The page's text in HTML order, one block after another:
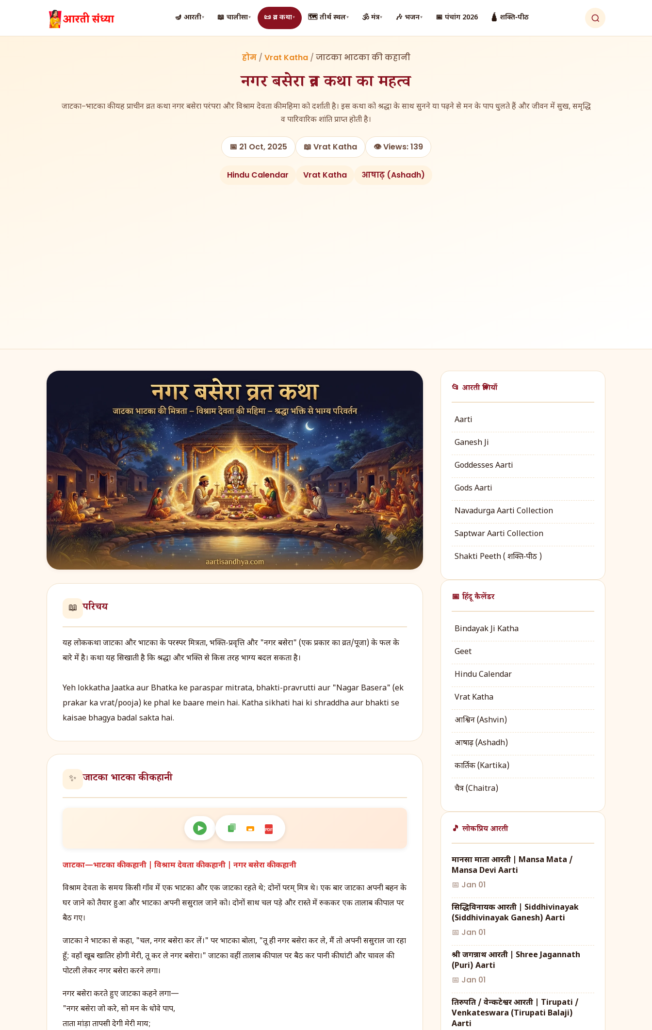
🪔 आरती▾ 📖 चालीसा▾ 📜 व्रत कथा▾ 🗺️ तीर्थ स्थल▾ 🕉️ मंत्र▾ 🎶 भजन▾ 📅 पंचांग 2026 🛕 शक्ति‑पीठ
होम/ Vrat Katha/ जाटका भाटका की कहानी
नगर बसेरा व्रत कथा का महत्व
जाटका–भाटका की यह प्राचीन व्रत कथा नगर बसेरा परंपरा और विश्राम देवता की महिमा को दर्शाती है। इस कथा को श्रद्धा के साथ सुनने या पढ़ने से मन के पाप धुलते हैं और जीवन में सुख, समृद्धि
व पारिवारिक शांति प्राप्त होती है।
📅 21 Oct, 2025 📖 Vrat Katha 👁️ Views: 139
Hindu Calendar Vrat Katha आषाढ़ (Ashadh)
📖 परिचय
यह लोककथा जाटका और भाटका के परस्पर मित्रता, भक्ति-प्रवृत्ति और "नगर बसेरा" (एक प्रकार का व्रत/पूजा) के फल के
बारे में है। कथा यह सिखाती है कि श्रद्धा और भक्ति से किस तरह भाग्य बदल सकता है।
Yeh lokkatha Jaatka aur Bhatka ke paraspar mitrata, bhakti-pravrutti aur "Nagar Basera" (ek
prakar ka vrat/pooja) ke phal ke baare mein hai. Katha sikhati hai ki shraddha aur bhakti se
kaisae bhagya badal sakta hai.
✨ जाटका भाटका की कहानी
PDF
जाटका—भाटका की कहानी | विश्राम देवता की कहानी | नगर बसेरा की कहानी
विश्राम देवता के समय किसी गाँव में एक भाटका और एक जाटका रहते थे; दोनों परम् मित्र थे। एक बार जाटका अपनी बहन के
घर जाने को तैयार हुआ और भाटका अपनी ससुराल जाने को। दोनों साथ चल पड़े और रास्ते में रुककर एक तालाब की पाल पर
बैठ गए।
जाटका ने भाटका से कहा, "चल, नगर बसेरा कर लें।" पर भाटका बोला, "तू ही नगर बसेरा कर ले, मैं तो अपनी ससुराल जा रहा
हूँ; वहाँ खूब खातिर होगी मेरी, तू कर ले नगर बसेरा।" जाटका वहीं तालाब की पाल पर बैठ कर पानी की घांटी और चावल की
पोटली लेकर नगर बसेरा करने लगा।
नगर बसेरा करते हुए जाटका कहने लगा—
"नगर बसेरा जो करे, सो मन के धोवे पाप,
ताता मांड़ा तापसी देगी मेरी माय;
📂 आरती श्रेणियाँ
Aarti
Ganesh Ji
Goddesses Aarti
Gods Aarti
Navadurga Aarti Collection
Saptwar Aarti Collection
Shakti Peeth ( शक्ति‑पीठ )
📅 हिंदू कैलेंडर
Bindayak Ji Katha
Geet
Hindu Calendar
Vrat Katha
आश्विन (Ashvin)
आषाढ़ (Ashadh)
कार्तिक (Kartika)
चैत्र (Chaitra)
🎵 लोकप्रिय आरती
मानसा माता आरती | Mansa Mata /
Mansa Devi Aarti
📅 Jan 01
सिद्धिविनायक आरती | Siddhivinayak
(Siddhivinayak Ganesh) Aarti
📅 Jan 01
श्री जगन्नाथ आरती | Shree Jagannath
(Puri) Aarti
📅 Jan 01
तिरुपति / वेन्कटेश्वर आरती | Tirupati /
Venkateswara (Tirupati Balaji)
Aarti